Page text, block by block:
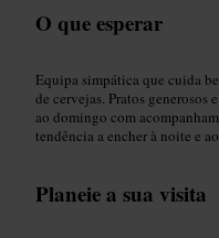
O que esperar
Equipa simpática que cuida
de cervejas. Pratos generosos
ao domingo com
tendência a encher à noite e
Planeie a sua visita